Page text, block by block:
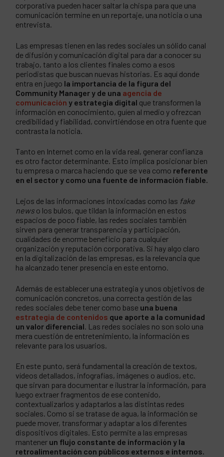
corporativa pueden hacer saltar la chispa para que una
comunicación termine en un reportaje, una noticia o una
entrevista.
Las empresas tienen en las redes sociales un sólido canal
de difusión y comunicación digital para dar a conocer su
trabajo, tanto a los clientes finales como a esos
periodistas que buscan nuevas historias. Es aquí donde
entra en juego la importancia de la figura del
Community Manager y de una agencia de
comunicación y estrategia digital que transformen la
información en conocimiento, guíen al medio y ofrezcan
credibilidad y fiabilidad, convirtiéndose en otra fuente que
contrasta la noticia.
Tanto en Internet como en la vida real, generar confianza
es otro factor determinante. Esto implica posicionar bien
tu empresa o marca haciendo que se vea como referente
en el sector y como una fuente de información fiable.
Lejos de las informaciones intoxicadas como las fake
news o los bulos, que tildan la información en estos
espacios de poco fiable, las redes sociales también
sirven para generar transparencia y participación,
cualidades de enorme beneficio para cualquier
organización y reputación corporativa. Si hay algo claro
en la digitalización de las empresas, es la relevancia que
ha alcanzado tener presencia en este entorno.
Además de establecer una estrategia y unos objetivos de
comunicación concretos, una correcta gestión de las
redes sociales debe tener como base una buena
estrategia de contenidos que aporte a la comunidad
un valor diferencial . Las redes sociales no son solo una
mera cuestión de entretenimiento, la información es
relevante para los usuarios.
En este punto, será fundamental la creación de textos,
vídeos detallados, infografías, imágenes o audios, etc.
que sirvan para documentar e ilustrar la información, para
luego extraer fragmentos de ese contenido,
contextualizarlos y adaptarlos a las distintas redes
sociales. Como si se tratase de agua, la información se
puede mover, transformar y adaptar a los diferentes
dispositivos digitales. Esto permite a las empresas
mantener un flujo constante de información y la
retroalimentación con públicos externos e internos.